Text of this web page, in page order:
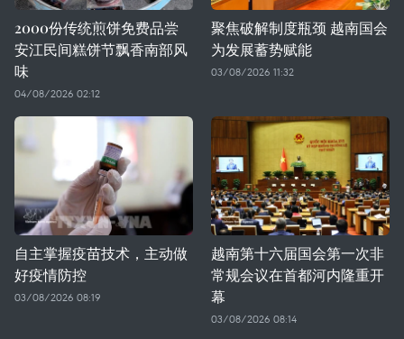
2000份传统煎饼免费品尝
安江民间糕饼节飘香南部风
味
04/08/2026 02:12
聚焦破解制度瓶颈 越南国会
为发展蓄势赋能
03/08/2026 11:32
自主掌握疫苗技术，主动做
好疫情防控
03/08/2026 08:19
越南第十六届国会第一次非
常规会议在首都河内隆重开
幕
03/08/2026 08:14